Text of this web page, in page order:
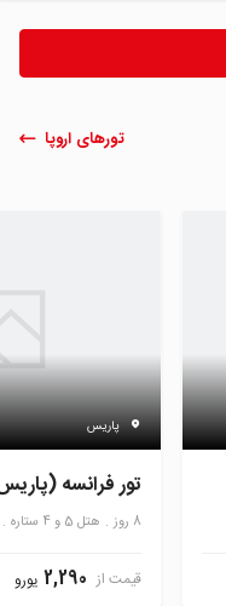
تورهای اروپا
پاریس
تور فرانسه
8 روز هتل 5 و 4 ستاره
قیمت از 2,290 یورو